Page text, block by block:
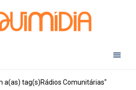
a(as) tag(s)Rádios Comunitárias"